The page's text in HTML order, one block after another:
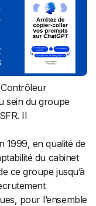
sein du groupe
Il
1999, en qualité de
du cabinet
ce groupe jusqu’à
pour l’ensemble